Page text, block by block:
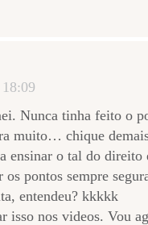
Nunca tinha feito o
muito… chique
ensinar o tal do direito
pontos sempre
entendeu? kkkkk
isso nos videos. Vou